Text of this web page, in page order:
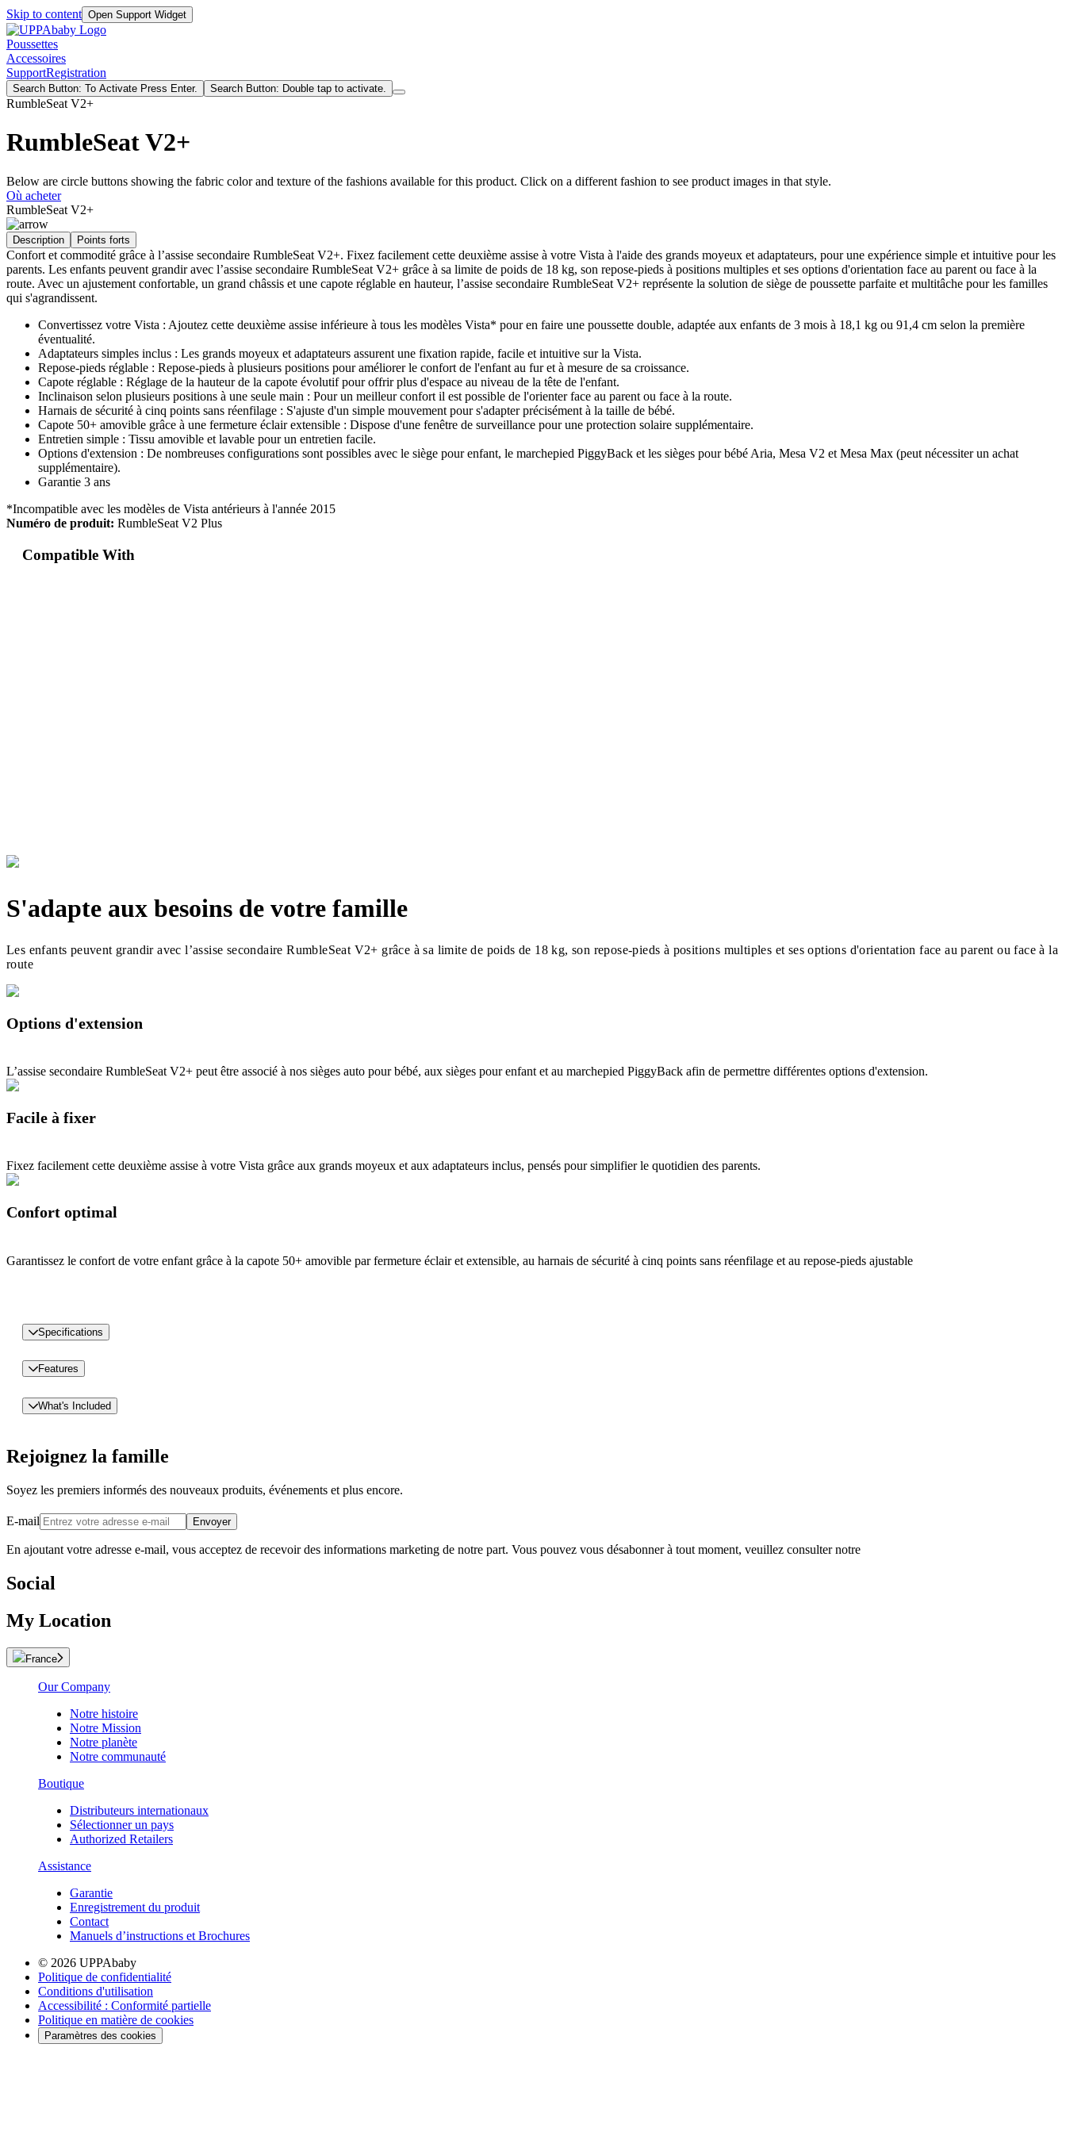
Skip to content Open Support Widget
Poussettes
Accessoires
SupportRegistration
Search Button: To Activate Press Enter. Search Button: Double tap to activate.
RumbleSeat V2+
RumbleSeat V2+
Below are circle buttons showing the fabric color and texture of the fashions available for this product. Click on a different fashion to see product images in that style.
Où acheter
RumbleSeat V2+
Description Points forts
Confort et commodité grâce à l’assise secondaire RumbleSeat V2+. Fixez facilement cette deuxième assise à votre Vista à l'aide des grands moyeux et adaptateurs, pour une expérience simple et intuitive pour les
parents. Les enfants peuvent grandir avec l’assise secondaire RumbleSeat V2+ grâce à sa limite de poids de 18 kg, son repose-pieds à positions multiples et ses options d'orientation face au parent ou face à la
route. Avec un ajustement confortable, un grand châssis et une capote réglable en hauteur, l’assise secondaire RumbleSeat V2+ représente la solution de siège de poussette parfaite et multitâche pour les familles
qui s'agrandissent.
Convertissez votre Vista : Ajoutez cette deuxième assise inférieure à tous les modèles Vista* pour en faire une poussette double, adaptée aux enfants de 3 mois à 18,1 kg ou 91,4 cm selon la première
éventualité.
Adaptateurs simples inclus : Les grands moyeux et adaptateurs assurent une fixation rapide, facile et intuitive sur la Vista.
Repose-pieds réglable : Repose-pieds à plusieurs positions pour améliorer le confort de l'enfant au fur et à mesure de sa croissance.
Capote réglable : Réglage de la hauteur de la capote évolutif pour offrir plus d'espace au niveau de la tête de l'enfant.
Inclinaison selon plusieurs positions à une seule main : Pour un meilleur confort il est possible de l'orienter face au parent ou face à la route.
Harnais de sécurité à cinq points sans réenfilage : S'ajuste d'un simple mouvement pour s'adapter précisément à la taille de bébé.
Capote 50+ amovible grâce à une fermeture éclair extensible : Dispose d'une fenêtre de surveillance pour une protection solaire supplémentaire.
Entretien simple : Tissu amovible et lavable pour un entretien facile.
Options d'extension : De nombreuses configurations sont possibles avec le siège pour enfant, le marchepied PiggyBack et les sièges pour bébé Aria, Mesa V2 et Mesa Max (peut nécessiter un achat
supplémentaire).
Garantie 3 ans
*Incompatible avec les modèles de Vista antérieurs à l'année 2015
Numéro de produit: RumbleSeat V2 Plus
Compatible With
S'adapte aux besoins de votre famille
Les enfants peuvent grandir avec l’assise secondaire RumbleSeat V2+ grâce à sa limite de poids de 18 kg, son repose-pieds à positions multiples et ses options d'orientation face au parent ou face à la
route
Options d'extension
L’assise secondaire RumbleSeat V2+ peut être associé à nos sièges auto pour bébé, aux sièges pour enfant et au marchepied PiggyBack afin de permettre différentes options d'extension.
Facile à fixer
Fixez facilement cette deuxième assise à votre Vista grâce aux grands moyeux et aux adaptateurs inclus, pensés pour simplifier le quotidien des parents.
Confort optimal
Garantissez le confort de votre enfant grâce à la capote 50+ amovible par fermeture éclair et extensible, au harnais de sécurité à cinq points sans réenfilage et au repose-pieds ajustable
Specifications
Features
What's Included
Rejoignez la famille
Soyez les premiers informés des nouveaux produits, événements et plus encore.
E-mail Envoyer
En ajoutant votre adresse e-mail, vous acceptez de recevoir des informations marketing de notre part. Vous pouvez vous désabonner à tout moment, veuillez consulter notre
Social
My Location
France
Our Company
Notre histoire
Notre Mission
Notre planète
Notre communauté
Boutique
Distributeurs internationaux
Sélectionner un pays
Authorized Retailers
Assistance
Garantie
Enregistrement du produit
Contact
Manuels d’instructions et Brochures
© 2026 UPPAbaby
Politique de confidentialité
Conditions d'utilisation
Accessibilité : Conformité partielle
Politique en matière de cookies
Paramètres des cookies